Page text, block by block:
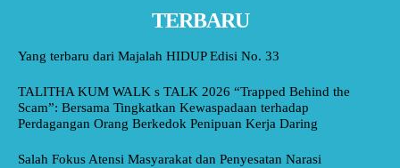
TERBARU
Yang terbaru dari Majalah HIDUP Edisi No. 33
TALITHA KUM WALK s TALK 2026 “Trapped Behind the
Scam”: Bersama Tingkatkan Kewaspadaan terhadap
Perdagangan Orang Berkedok Penipuan Kerja Daring
Salah Fokus Atensi Masyarakat dan Penyesatan Narasi